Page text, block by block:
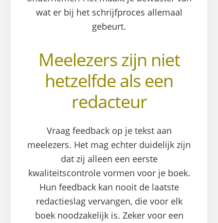
wat er bij het schrijfproces allemaal
gebeurt.
Meelezers zijn niet
hetzelfde als een
redacteur
Vraag feedback op je tekst aan
meelezers. Het mag echter duidelijk zijn
dat zij alleen een eerste
kwaliteitscontrole vormen voor je boek.
Hun feedback kan nooit de laatste
redactieslag vervangen, die voor elk
boek noodzakelijk is. Zeker voor een